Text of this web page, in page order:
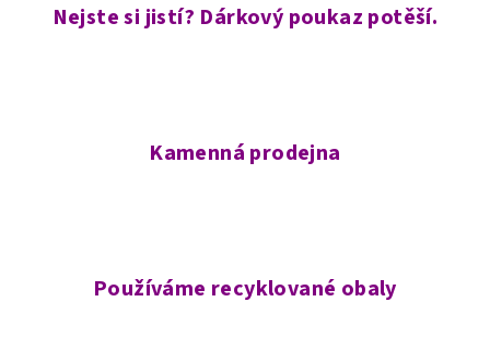
Nejste si jistí? Dárkový poukaz potěší.
Kamenná prodejna
Používáme recyklované obaly